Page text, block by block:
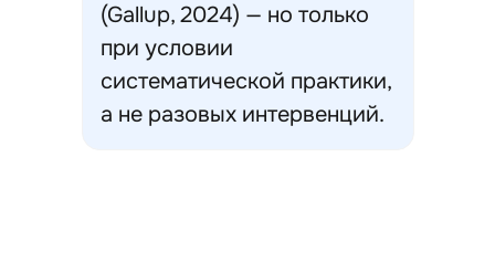
(Gallup, 2024) — но только
при условии
систематической практики,
а не разовых интервенций.